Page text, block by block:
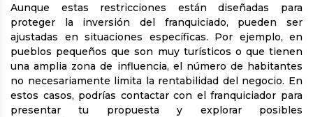
Aunque estas restricciones están diseñadas para
proteger la inversión del franquiciado, pueden ser
ajustadas en situaciones específicas. Por ejemplo, en
pueblos pequeños que son muy turísticos o que tienen
una amplia zona de influencia, el número de habitantes
no necesariamente limita la rentabilidad del negocio. En
estos casos, podrías contactar con el franquiciador para
presentar tu propuesta y explorar posibles